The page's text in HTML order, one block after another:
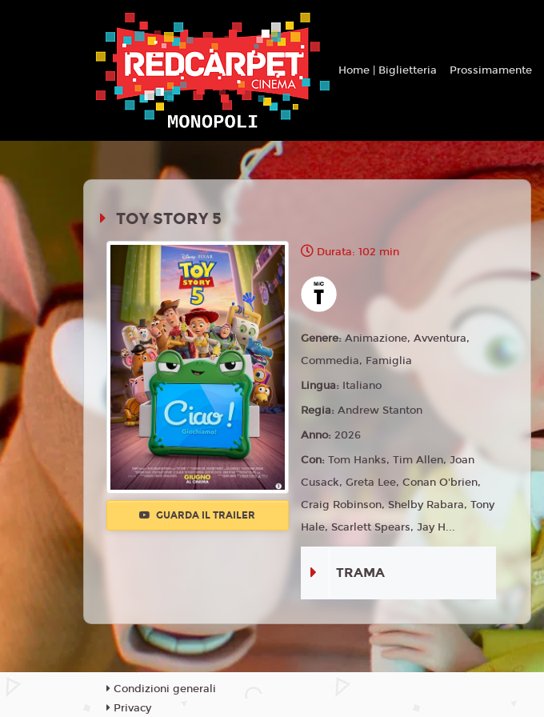
Home | Biglietteria Prossimamente
TOY STORY 5
GUARDA IL TRAILER
Durata: 102 min
Genere:Animazione, Avventura,
Commedia, Famiglia
Lingua: Italiano
Regia:Andrew Stanton
Anno:2026
Con:Tom Hanks, Tim Allen, Joan
Cusack, Greta Lee, Conan O'brien,
Craig Robinson, Shelby Rabara, Tony
Hale, Scarlett Spears, Jay H...
TRAMA
Condizioni generali
Privacy